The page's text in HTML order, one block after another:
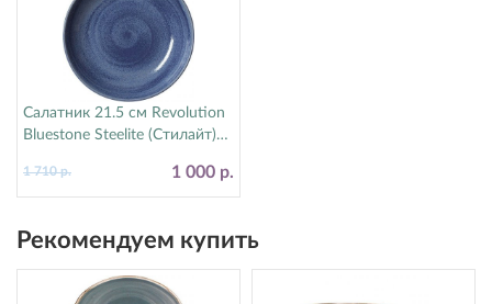
Салатник 21.5 см Revolution
Bluestone Steelite (Стилайт)
1 000 р.
1 710 р.
Рекомендуем купить